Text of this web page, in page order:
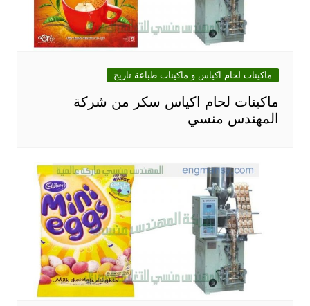
ماكينات لحام اكياس و ماكينات طباعة تاريخ
ماكينات لحام اكياس سكر من شركة
المهندس منسي